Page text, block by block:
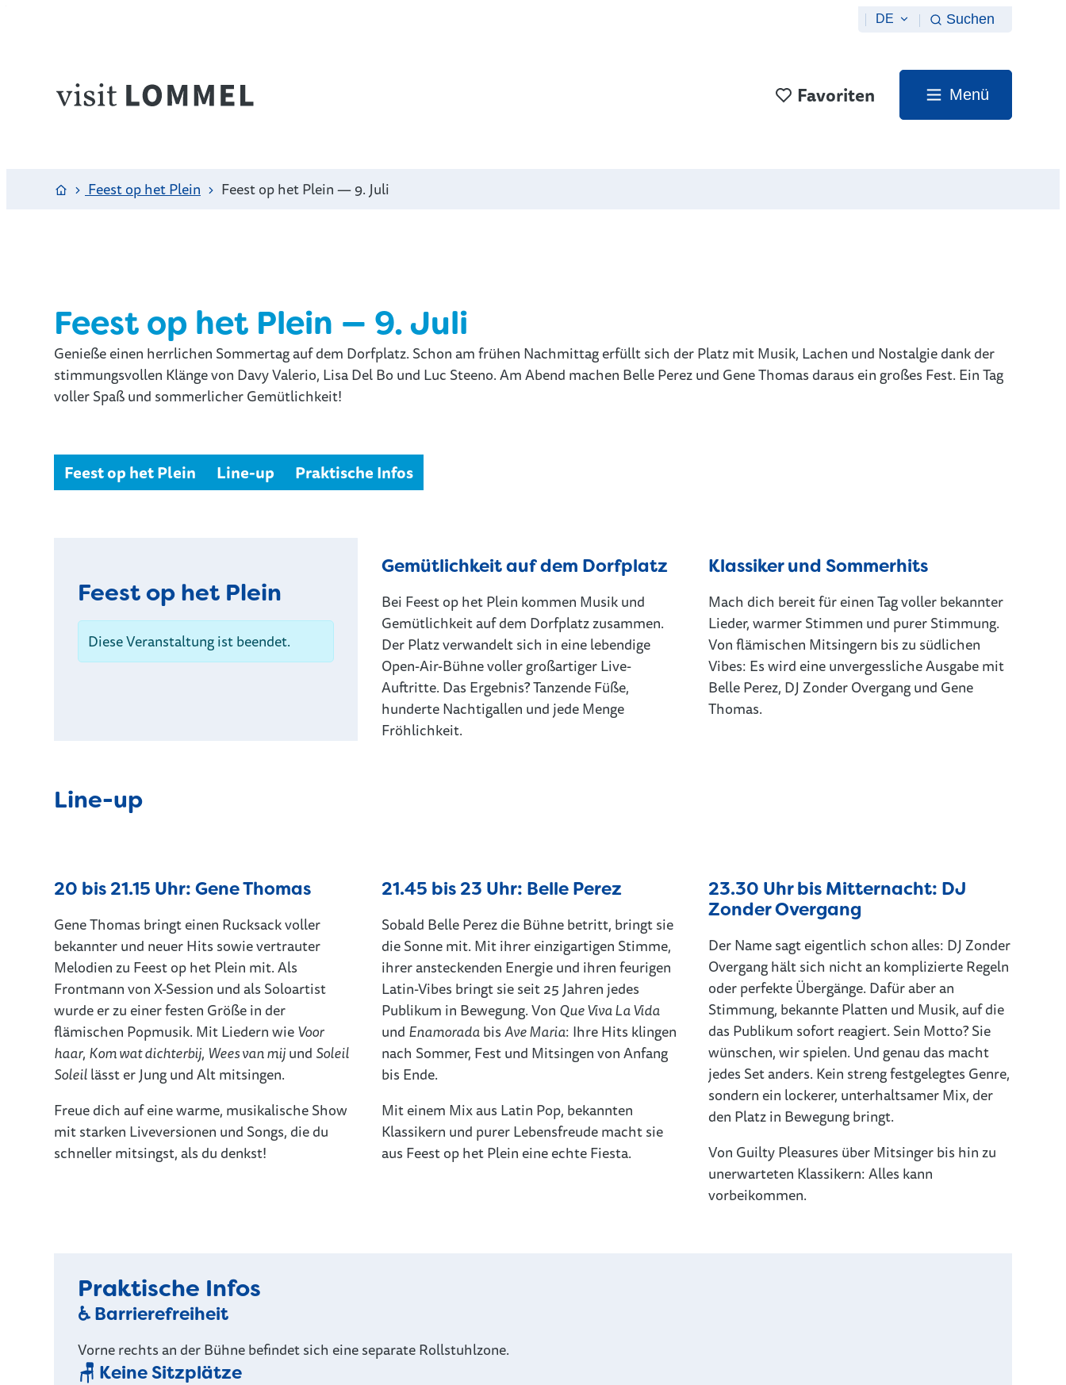
DE Suchen
Website Favoriten Menü
Zuhause
Feest op het Plein Feest op het Plein — 9. Juli
Feest op het Plein — 9. Juli
Genieße einen herrlichen Sommertag auf dem Dorfplatz. Schon am frühen Nachmittag erfüllt sich der Platz mit Musik, Lachen und Nostalgie dank der
stimmungsvollen Klänge von Davy Valerio, Lisa Del Bo und Luc Steeno. Am Abend machen Belle Perez und Gene Thomas daraus ein großes Fest. Ein Tag
voller Spaß und sommerlicher Gemütlichkeit!
Auf dieser Seite
Feest op het Plein Line-up Praktische Infos
Feest op het Plein
Diese Veranstaltung ist beendet.
Gemütlichkeit auf dem Dorfplatz
Bei Feest op het Plein kommen Musik und
Gemütlichkeit auf dem Dorfplatz zusammen.
Der Platz verwandelt sich in eine lebendige
Open-Air-Bühne voller großartiger Live-
Auftritte. Das Ergebnis? Tanzende Füße,
hunderte Nachtigallen und jede Menge
Fröhlichkeit.
Klassiker und Sommerhits
Mach dich bereit für einen Tag voller bekannter
Lieder, warmer Stimmen und purer Stimmung.
Von flämischen Mitsingern bis zu südlichen
Vibes: Es wird eine unvergessliche Ausgabe mit
Belle Perez, DJ Zonder Overgang und Gene
Thomas.
Line-up
20 bis 21.15 Uhr: Gene Thomas
Gene Thomas bringt einen Rucksack voller
bekannter und neuer Hits sowie vertrauter
Melodien zu Feest op het Plein mit. Als
Frontmann von X-Session und als Soloartist
wurde er zu einer festen Größe in der
flämischen Popmusik. Mit Liedern wieVoor
haar, Kom wat dichterbij, Wees van mijund Soleil
Soleillässt er Jung und Alt mitsingen.
Freue dich auf eine warme, musikalische Show
mit starken Liveversionen und Songs, die du
schneller mitsingst, als du denkst!
21.45 bis 23 Uhr: Belle Perez
Sobald Belle Perez die Bühne betritt, bringt sie
die Sonne mit. Mit ihrer einzigartigen Stimme,
ihrer ansteckenden Energie und ihren feurigen
Latin-Vibes bringt sie seit 25 Jahren jedes
Publikum in Bewegung. Von Que Viva La Vida
und EnamoradabisAve Maria: Ihre Hits klingen
nach Sommer, Fest und Mitsingen von Anfang
bis Ende.
Mit einem Mix aus Latin Pop, bekannten
Klassikern und purer Lebensfreude macht sie
aus Feest op het Plein eine echte Fiesta.
23.30 Uhr bis Mitternacht: DJ
Zonder Overgang
Der Name sagt eigentlich schon alles: DJ Zonder
Overgang hält sich nicht an komplizierte Regeln
oder perfekte Übergänge. Dafür aber an
Stimmung, bekannte Platten und Musik, auf die
das Publikum sofort reagiert. Sein Motto? Sie
wünschen, wir spielen. Und genau das macht
jedes Set anders. Kein streng festgelegtes Genre,
sondern ein lockerer, unterhaltsamer Mix, der
den Platz in Bewegung bringt.
Von Guilty Pleasures über Mitsinger bis hin zu
unerwarteten Klassikern: Alles kann
vorbeikommen.
Praktische Infos
♿ Barrierefreiheit
Vorne rechts an der Bühne befindet sich eine separate Rollstuhlzone.
🪑 Keine Sitzplätze